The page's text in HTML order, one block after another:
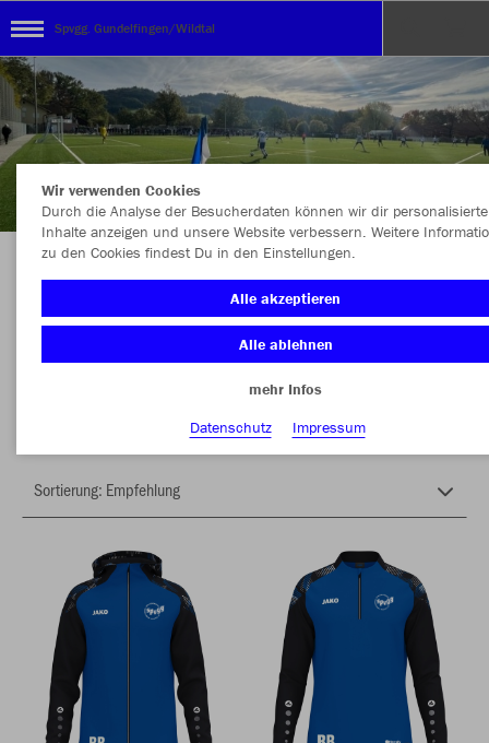
Spvgg. Gundelfingen/Wildtal
Herzlich Willkommen im Teamshop Spvgg.
Gundelfingen/Wildtal
Wir verwenden Cookies
Durch die Analyse der Besucherdaten können wir dir personalisierte
Inhalte anzeigen und unsere Website verbessern. Weitere
zu den Cookies findest Du in den Einstellungen.
Alle akzeptieren
Alle ablehnen
mehr Infos
Datenschutz
Impressum